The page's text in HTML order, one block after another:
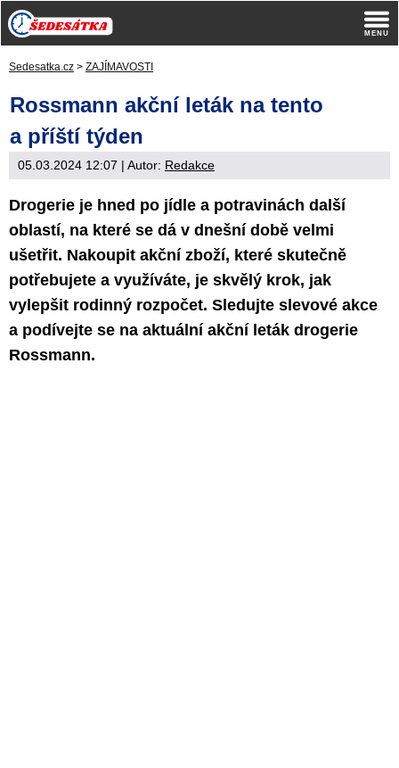
Sedesatka.cz > ZAJÍMAVOSTI
Rossmann akční leták na tento
a příští týden
05.03.2024 12:07 | Autor: Redakce
Drogerie je hned po jídle a potravinách další
oblastí, na které se dá v dnešní době velmi
ušetřit. Nakoupit akční zboží, které skutečně
potřebujete a využíváte, je skvělý krok, jak
vylepšit rodinný rozpočet. Sledujte slevové akce
a podívejte se na aktuální akční leták drogerie
Rossmann.